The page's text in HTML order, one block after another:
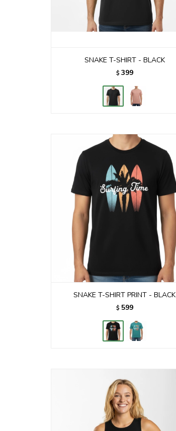
SNAKE T-SHIRT - BLACK
$ 399
SNAKE T-SHIRT PRINT - BLACK
$ 599